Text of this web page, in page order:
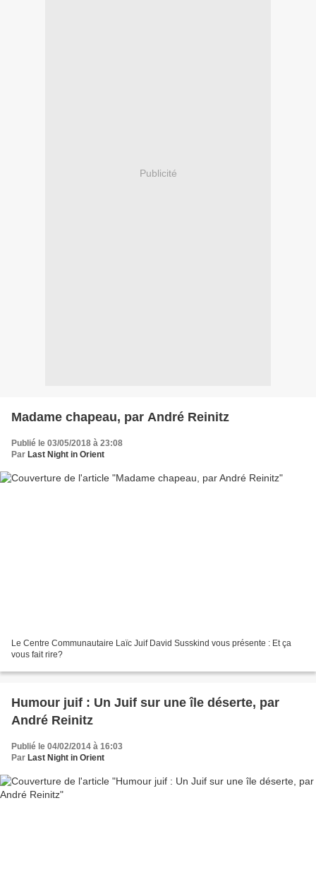
Publicité
Madame chapeau, par André Reinitz
Publié le 03/05/2018 à 23:08
Par Last Night in Orient
Le Centre Communautaire Laïc Juif David Susskind vous présente : Et ça
vous fait rire?
Humour juif : Un Juif sur une île déserte, par
André Reinitz
Publié le 04/02/2014 à 16:03
Par Last Night in Orient